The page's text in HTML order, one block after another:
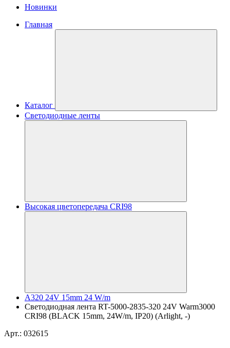
Новинки
Главная
Каталог
Светодиодные ленты
Высокая цветопередача CRI98
A320 24V 15mm 24 W/m
Светодиодная лента RT-5000-2835-320 24V Warm3000
CRI98 (BLACK 15mm, 24W/m, IP20) (Arlight, -)
Арт.: 032615